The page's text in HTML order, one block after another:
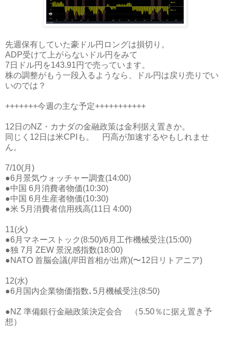
先週保有していた豪ドル円ロングは損切り。
ADP受けて上がらないドル円をみて
7日ドル円を143.91円で売っています。
株の調整がもう一段入るようなら、ドル円は戻り売りでい
いのでは？
+++++++今週の主な予定+++++++++++
12日のNZ・カナダの金融政策は金利据え置きか。
同じく12日は米CPIも。 円高が加速するやもしれませ
ん。
7/10(月)
●6月景気ウォッチャー調査(14:00)
●中国 6月消費者物価(10:30)
●中国 6月生産者物価(10:30)
●米 5月消費者信用残高(11日 4:00)
11(火)
●6月マネーストック(8:50)/6月工作機械受注(15:00)
●独 7月 ZEW 景況感指数(18:00)
●NATO 首脳会議(岸田首相が出席)(〜12日リトアニア)
12(水)
●6月国内企業物価指数､5月機械受注(8:50)
●NZ 準備銀行金融政策決定会合 （5.50％に据え置き予
想）